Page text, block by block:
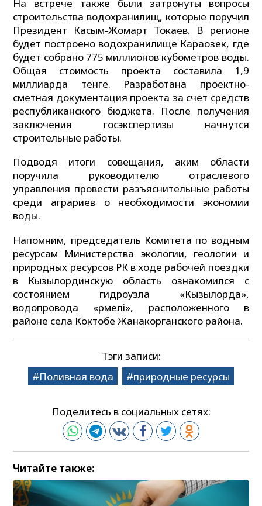
На встрече также были затронуты вопросы
строительства водохранилищ, которые поручил
Президент Касым-Жомарт Токаев. В регионе
будет построено водохранилище Караозек, где
будет собрано 775 миллионов кубометров воды.
Общая стоимость проекта составила 1,9
миллиарда тенге. Разработана проектно-
сметная документация проекта за счет средств
республиканского бюджета. После получения
заключения госэкспертизы начнутся
строительные работы.
Подводя итоги совещания, аким области
поручила руководителю отраслевого
управления провести разъяснительные работы
среди аграриев о необходимости экономии
воды.
Напомним, председатель Комитета по водным
ресурсам Министерства экологии, геологии и
природных ресурсов РК в ходе рабочей поездки
в Кызылординскую область ознакомился с
состоянием гидроузла «Кызылорда»,
водопровода «Үрмелі», расположенного в
районе села Коктобе Жанакорганского района.
Тэги записи:
Поливная вода
природные ресурсы
Поделитесь в социальных сетях:
Читайте также: